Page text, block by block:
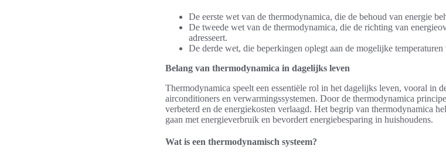
De eerste wet van de thermodynamica, die de behoud van energie
De tweede wet van de thermodynamica, die de richting van
adresseert.
De derde wet, die beperkingen oplegt aan de mogelijke temperaturen
Belang van thermodynamica in dagelijks leven
Thermodynamica speelt een essentiële rol in het dagelijks leven, vooral in
airconditioners en verwarmingssystemen. Door de thermodynamica
verbeterd en de energiekosten verlaagd. Het begrip van thermodynamica
gaan met energieverbruik en bevordert energiebesparing in huishoudens.
Wat is een thermodynamisch systeem?